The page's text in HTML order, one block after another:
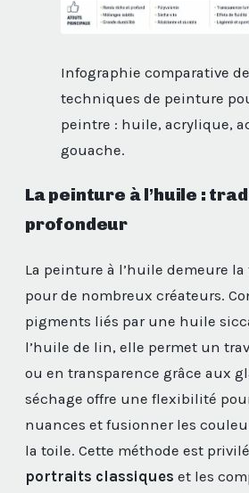
Infographie comparative
techniques de peinture
peintre : huile, acrylique,
gouache.
La peinture à l’huile :
profondeur
La peinture à l’huile demeure
pour de nombreux créateurs.
pigments liés par une huile
l’huile de lin, elle permet un
ou en transparence grâce aux
séchage offre une flexibilité
nuances et fusionner les
la toile. Cette méthode est
portraits classiques et les